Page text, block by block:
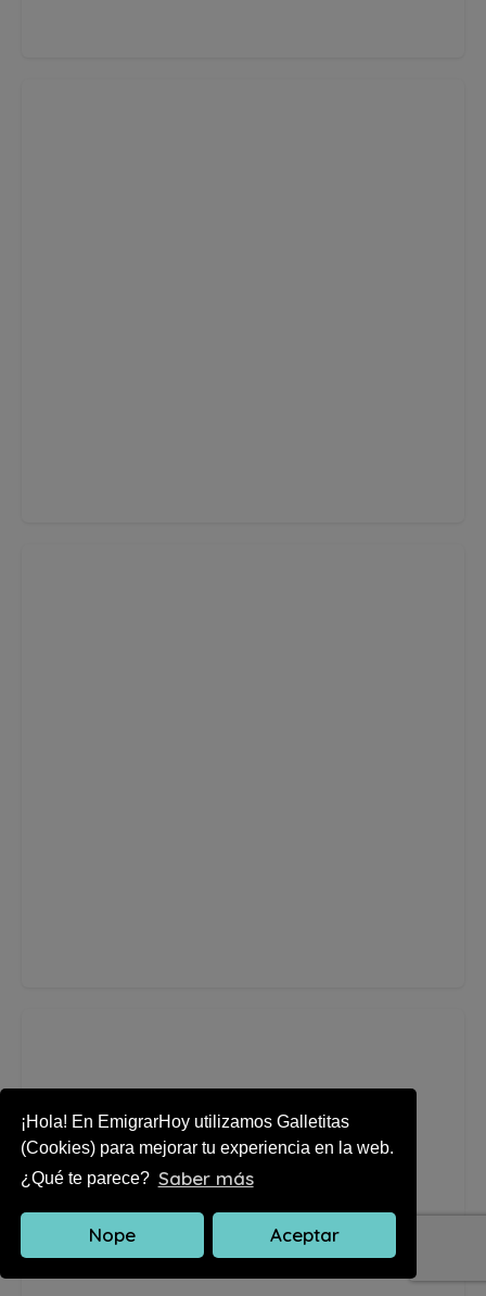
¡Hola! En EmigrarHoy utilizamos Galletitas
(Cookies) para mejorar tu experiencia en la web.
¿Qué te parece? Saber más
Nope Aceptar